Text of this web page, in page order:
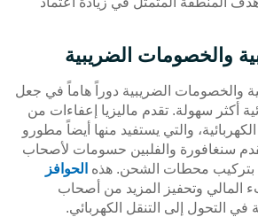
والخصومات الضريبية
والخصومات الضريبية دوراً هاماً في جعل
أكثر سهولة. تقدم ماليزيا إعفاءات من
والتي يستفيد منها أيضاً مطورو
تقدم سنغافورة والفلبين حسومات لأصحاب
بتركيب محطات الشحن. هذه الحوافز
المالي وتحفيز المزيد من أصحاب
التحول إلى التنقل الكهربائي.